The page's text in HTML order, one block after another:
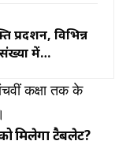
विभिन्न
में
कक्षा तक के
मिलेगा टैबलेट?